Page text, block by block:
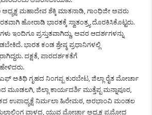
ಮಹಾದೇವ ಶೆಕ್ಕಿ ಮಾತನಾಡಿ, ಗಾಂಧಿಜೀ ಅವರು
ಹೋರಾಡಿ ಭಾರತಕ್ಕೆ ಸ್ವಾತಂತ್ರ್ಯ ದೊರಕಿಸಿಕೊಟ್ಟರು.
ಇಂದಿಗೂ ಪ್ರಸ್ತುತವಾಗಿದ್ದು, ಅವರ ಆದರ್ಶಗಳನ್ನು
ಭಾರತ ಕಂಡ ಶ್ರೇಷ್ಠ ಪ್ರಧಾನಿಗಳಲ್ಲಿ
ದಕ್ಷತೆ, ಪಾರದರ್ಶಕತೆಗೆ
ಗೃಹದ ನಿಂಗಪ್ಪ ಕುರಬೇಟ, ಜಿಲ್ಲಾ ರೈತ ಮೋರ್ಚಾ
ಮೂಡಲಗಿ, ಜಿಲ್ಲಾ ಕಾರ್ಯದರ್ಶಿ ಮುತ್ತೆಪ್ಪ ಮನ್ನಾಪೂರ,
ಉಪಾಧ್ಯಕ್ಷೆ ನಿರ್ಮಲಾ ಹಿರೇಮಠ, ಅರಭಾಂವಿ ಮಂಡಲ
ವಾಳದ, ಯುವ ಮೋರ್ಚಾ ಅಧ್ಯಕ್ಷ ಪ್ರಮೋದ